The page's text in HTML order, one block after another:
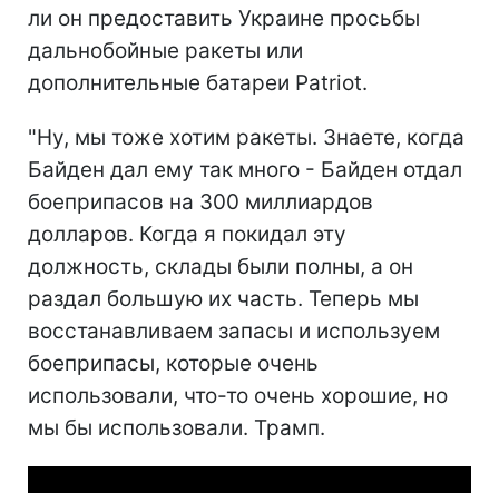
ли он предоставить Украине просьбы
дальнобойные ракеты или
дополнительные батареи Patriot.
"Ну, мы тоже хотим ракеты. Знаете, когда
Байден дал ему так много - Байден отдал
боеприпасов на 300 миллиардов
долларов. Когда я покидал эту
должность, склады были полны, а он
раздал большую их часть. Теперь мы
восстанавливаем запасы и используем
боеприпасы, которые очень
использовали, что-то очень хорошие, но
мы бы использовали. Трамп.